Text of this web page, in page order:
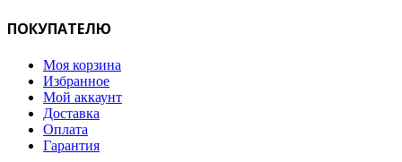
ПОКУПАТЕЛЮ
Моя корзина
Избранное
Мой аккаунт
Доставка
Оплата
Гарантия